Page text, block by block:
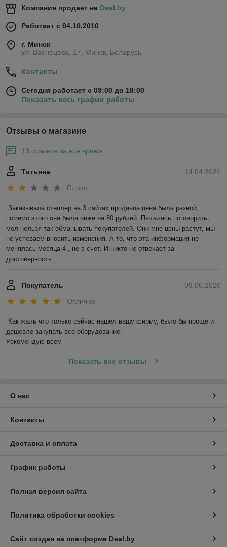
Компания продает на Deal.by
Работает с 04.10.2010
г. Минск
ул. Васнецова, 17, Минск, Беларусь
Контакты
Сегодня работает с 09:00 до 18:00
Показать весь график работы
Отзывы о магазине
13 отзывов за всё время
14.04.2021
Татьяна
Плохо
Заказывала степлер на 3 сайтах продавца цена была разной,
помимо этого она была ниже на 80 рублей. Пыталась поговорить,
мол нельзя так обманывать покупателей. Они мне-цены растут, мы
не успеваем вносить изменения. А то, что эта информация не
менялась месяца 4 , не в счет. И никто не отвечает за
достоверность
09.06.2020
Покупатель
Отлично
Как жаль что только сейчас нашел вашу фирму, было бы проще и
дешевле закупать все оборудование.
Рекомендую всем
Показать все отзывы
О нас
Контакты
Доставка и оплата
График работы
Полная версия сайта
Политика обработки cookies
Сайт создан на платформе Deal.by